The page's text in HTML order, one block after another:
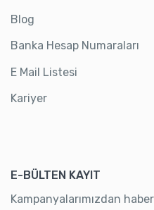
Blog
Banka Hesap Numaraları
E Mail Listesi
Kariyer
E-BÜLTEN KAYIT
Kampanyalarımızdan